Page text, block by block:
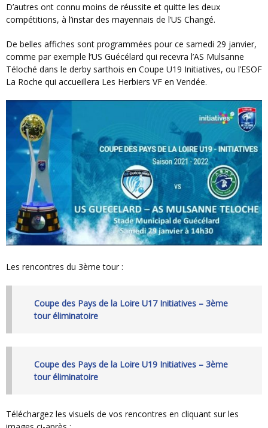
D’autres ont connu moins de réussite et quitte les deux
compétitions, à l’instar des mayennais de l’US Changé.
De belles affiches sont programmées pour ce samedi 29 janvier,
comme par exemple l’US Guécélard qui recevra l’AS Mulsanne
Téloché dans le derby sarthois en Coupe U19 Initiatives, ou l’ESOF
La Roche qui accueillera Les Herbiers VF en Vendée.
Les rencontres du 3ème tour :
Coupe des Pays de la Loire U17 Initiatives – 3ème
tour éliminatoire
Coupe des Pays de la Loire U19 Initiatives – 3ème
tour éliminatoire
Téléchargez les visuels de vos rencontres en cliquant sur les